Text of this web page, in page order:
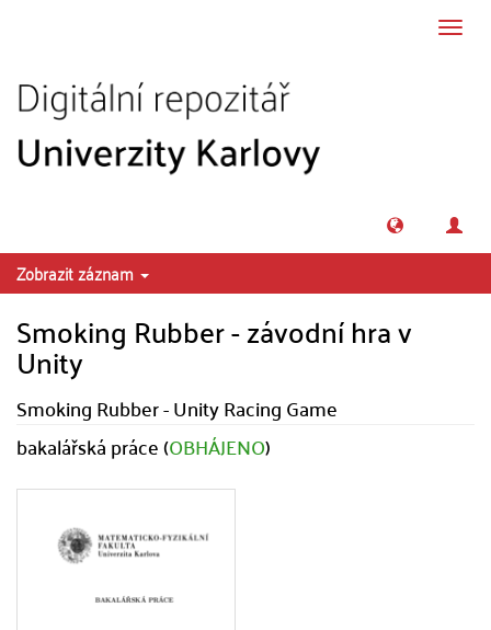
Zobrazit záznam
Smoking Rubber - závodní hra v
Unity
Smoking Rubber - Unity Racing Game
bakalářská práce (OBHÁJENO)